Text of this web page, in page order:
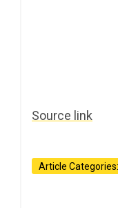
Source link
Article Categories: